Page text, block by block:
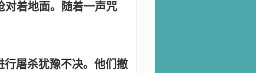
对着地面。随着一声咒
屠杀犹豫不决。他们撤